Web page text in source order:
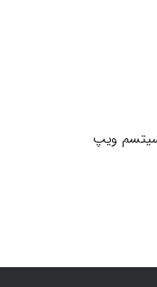
ویپ